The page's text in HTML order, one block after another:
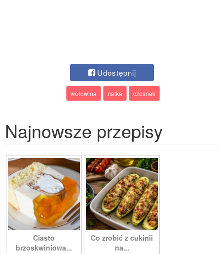
Udostępnij
wołowina natka czosnek
Najnowsze przepisy
Ciasto
brzoskwiniowa...
Co zrobić z cukinii
na...